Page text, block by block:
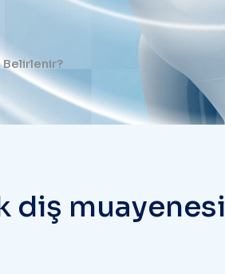
Belirlenir?
diş muayenesi